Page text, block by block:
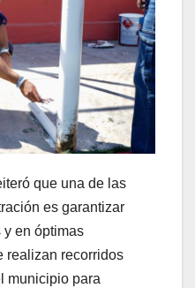
que una de las
es garantizar
y en óptimas
realizan recorridos
municipio para